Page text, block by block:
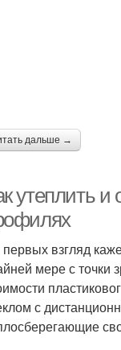
дальше →
утеплить
взгляд
мере с точки
с